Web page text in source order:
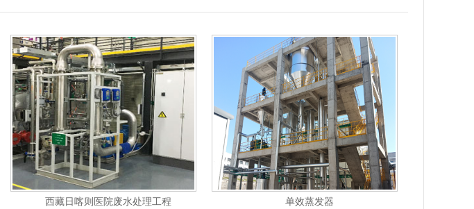
西藏日喀则医院废水处理工程 单效蒸发器